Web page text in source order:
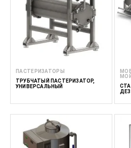
ПАСТЕРИЗАТОРЫ
ТРУБЧАТЫЙ ПАСТЕРИЗАТОР,
УНИВЕРСАЛЬНЫЙ